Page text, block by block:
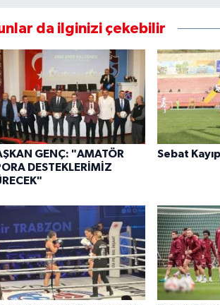
da ilginizi çekebilir
GENÇ: "AMATÖR
DESTEKLERİMİZ
Sebat